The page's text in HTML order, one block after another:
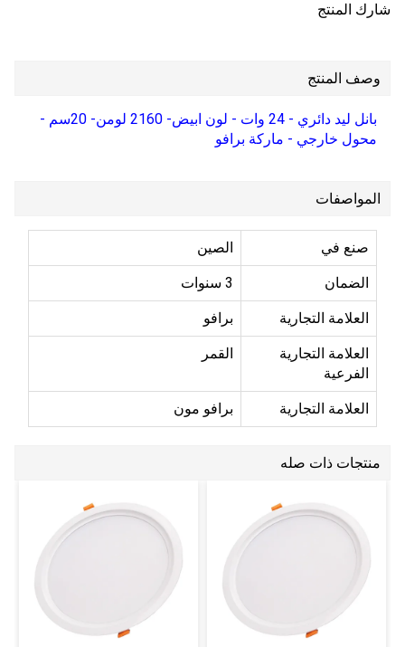
شارك المنتج
وصف المنتج
بانل ليد دائري - 24 وات - لون ابيض- 2160 لومن- 20سم -
محول خارجي - ماركة برافو
المواصفات
صنع في الصين
الضمان 3 سنوات
العلامة التجارية برافو
العلامة التجارية
الفرعية
القمر
العلامة التجارية برافو مون
منتجات ذات صله